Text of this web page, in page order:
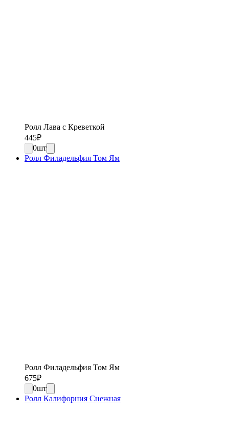
Ролл Лава с Креветкой
445₽
0шт
Ролл Филадельфия Том Ям
Ролл Филадельфия Том Ям
675₽
0шт
Ролл Калифорния Снежная